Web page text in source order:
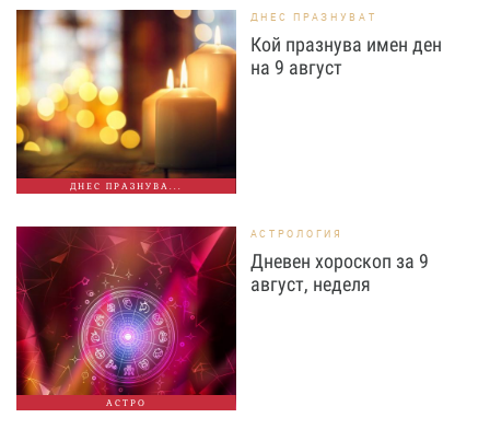
ДНЕС ПРАЗНУВА...
ДНЕС ПРАЗНУВАТ
Кой празнува имен ден
на 9 август
АСТРО
АСТРОЛОГИЯ
Дневен хороскоп за 9
август, неделя